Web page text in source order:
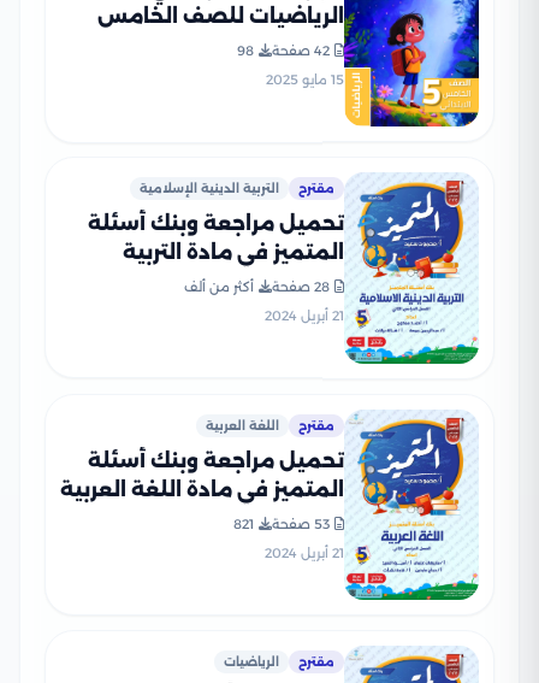
الرياضيات للصف الخامس
بالاجابات
42 صفحة
98
15 مايو 2025
مقترح التربية الدينية الإسلامية
تحميل مراجعة وبنك أسئلة
المتميز في مادة التربية
الدينية الاسلامية للصف
الخامس الابتدائي الترم الثاني
28 صفحة
أكثر من ألف
21 أبريل 2024
مقترح اللغة العربية
تحميل مراجعة وبنك أسئلة
المتميز في مادة اللغة العربية
للصف الخامس الابتدائي الترم
الثاني
53 صفحة
821
21 أبريل 2024
مقترح الرياضيات